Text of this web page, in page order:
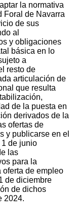
la normativa
Foral de Navarra
de sus
al
y obligaciones
básica en lo
a
resto de
articulación de
que resulta
de la puesta en
derivados de la
ofertas de
y publicarse en el
de junio
las
para la
de empleo
de diciembre
de dichos
2024.